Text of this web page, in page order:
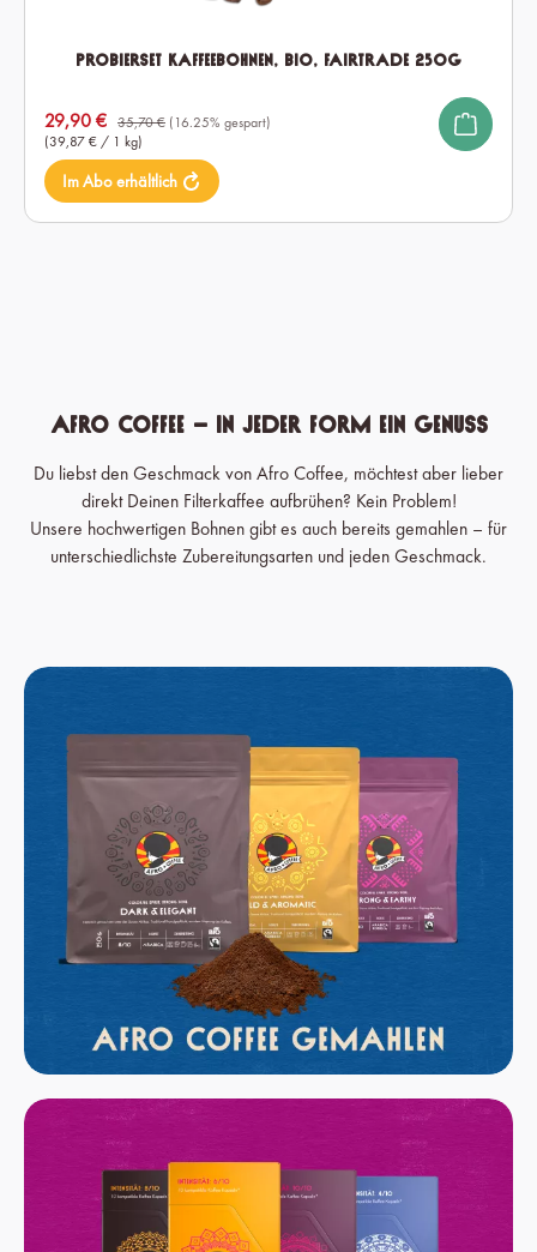
Probierset Kaffeebohnen, Bio, Fairtrade 250g
(39,87 € / 1 kg)
Verkaufspreis:
29,90 € 35,70 € (16.25% gespart)
Im Abo erhältlich
Afro Coffee – in jeder Form ein Genuss
Du liebst den Geschmack von Afro Coffee, möchtest aber lieber
direkt Deinen Filterkaffee aufbrühen? Kein Problem!
Unsere hochwertigen Bohnen gibt es auch bereits gemahlen – für
unterschiedlichste Zubereitungsarten und jeden Geschmack.
Mehr erfahren
Mehr erfahren